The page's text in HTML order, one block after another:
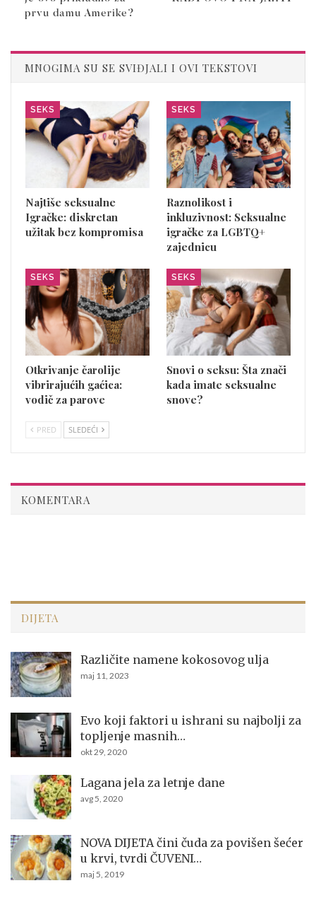
prvu damu Amerike?
MNOGIMA SU SE SVIĐJALI I OVI TEKSTOVI
SEKS
Najtiše seksualne
Igračke: diskretan
užitak bez kompromisa
SEKS
Raznolikost i
inkluzivnost: Seksualne
igračke za LGBTQ+
zajednicu
SEKS
Otkrivanje čarolije
vibrirajućih gaćica:
vodič za parove
SEKS
Snovi o seksu: Šta znači
kada imate seksualne
snove?
PRED SLEDEĆI
KOMENTARA
DIJETA
Različite namene kokosovog ulja
maj 11, 2023
Evo koji faktori u ishrani su najbolji za
topljenje masnih…
okt 29, 2020
Lagana jela za letnje dane
avg 5, 2020
NOVA DIJETA čini čuda za povišen šećer
u krvi, tvrdi ČUVENI…
maj 5, 2019